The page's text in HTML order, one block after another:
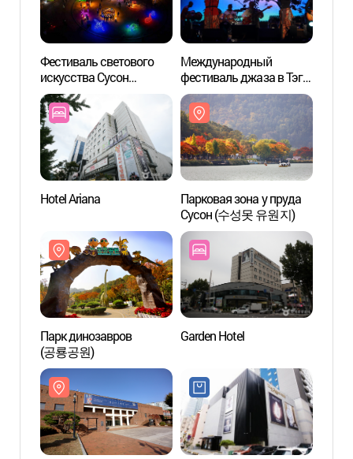
Фестиваль светового
искусства Сусон
(수성빛예술제)
Международный
фестиваль джаза в Тэгу
(대구국제재즈축제(DIJF))
Hotel Ariana
Парковая зона у пруда
Сусон (수성못 유원지)
Парк динозавров
(공룡공원)
Garden Hotel